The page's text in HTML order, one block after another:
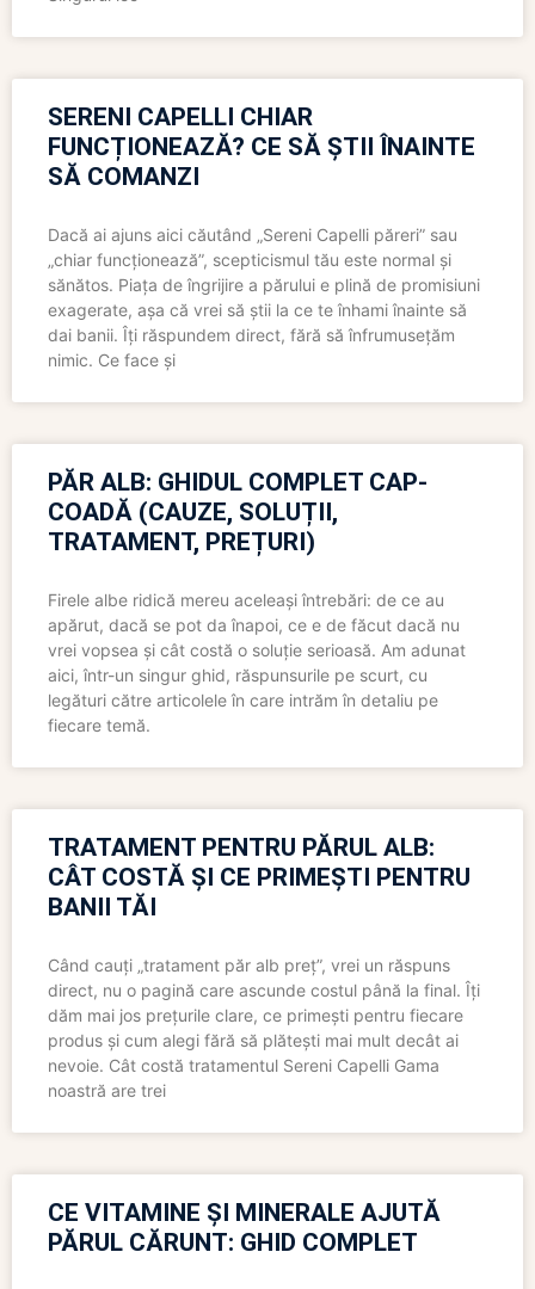
SERENI CAPELLI CHIAR
FUNCȚIONEAZĂ? CE SĂ ȘTII ÎNAINTE
SĂ COMANZI
Dacă ai ajuns aici căutând „Sereni Capelli păreri” sau
„chiar funcționează”, scepticismul tău este normal și
sănătos. Piața de îngrijire a părului e plină de promisiuni
exagerate, așa că vrei să știi la ce te înhami înainte să
dai banii. Îți răspundem direct, fără să înfrumusețăm
nimic. Ce face și
PĂR ALB: GHIDUL COMPLET CAP-
COADĂ (CAUZE, SOLUȚII,
TRATAMENT, PREȚURI)
Firele albe ridică mereu aceleași întrebări: de ce au
apărut, dacă se pot da înapoi, ce e de făcut dacă nu
vrei vopsea și cât costă o soluție serioasă. Am adunat
aici, într-un singur ghid, răspunsurile pe scurt, cu
legături către articolele în care intrăm în detaliu pe
fiecare temă.
TRATAMENT PENTRU PĂRUL ALB:
CÂT COSTĂ ȘI CE PRIMEȘTI PENTRU
BANII TĂI
Când cauți „tratament păr alb preț”, vrei un răspuns
direct, nu o pagină care ascunde costul până la final. Îți
dăm mai jos prețurile clare, ce primești pentru fiecare
produs și cum alegi fără să plătești mai mult decât ai
nevoie. Cât costă tratamentul Sereni Capelli Gama
noastră are trei
CE VITAMINE ȘI MINERALE AJUTĂ
PĂRUL CĂRUNT: GHID COMPLET